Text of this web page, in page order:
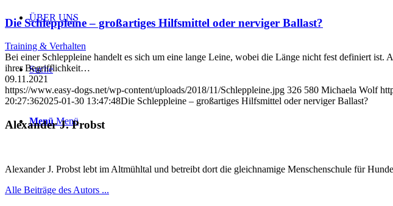
ÜBER UNS
Suche
Menü Menü
Die Schleppleine – großartiges Hilfsmittel oder nerviger Ballast?
Training & Verhalten
Bei einer Schleppleine handelt es sich um eine lange Leine, wobei die Länge nicht fest definiert
ihrer Begrifflichkeit…
09.11.2021
https://www.easy-dogs.net/wp-content/uploads/2018/11/Schleppleine.jpg 326 580 Michaela Wolf
20:27:362025-01-30 13:47:48Die Schleppleine – großartiges Hilfsmittel oder nerviger Ballast?
Alexander J. Probst
Alexander J. Probst lebt im Altmühltal und betreibt dort die gleichnamige Menschenschule für
Alle Beiträge des Autors ...